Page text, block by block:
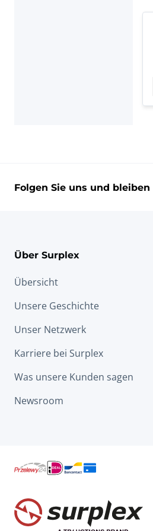
Folgen Sie uns und
Über Surplex
Übersicht
Unsere Geschichte
Unser Netzwerk
Karriere bei Surplex
Was unsere Kunden sagen
Newsroom